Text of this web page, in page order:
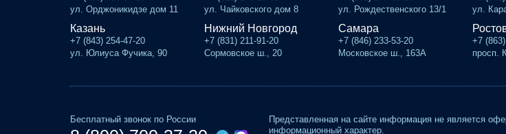
ул. Орджоникидзе дом 11
ул. Чайковского дом 8
ул. Рождественского 13/1
ул.
Казань
+7 (843) 254-47-20
ул. Юлиуса Фучика, 90
Нижний Новгород
+7 (831) 211-91-20
Сормовское ш., 20
Самара
+7 (846) 233-53-20
Московское ш., 163А
+7
просп.
Бесплатный звонок по России
Представленная на сайте информация не является
информационный характер.